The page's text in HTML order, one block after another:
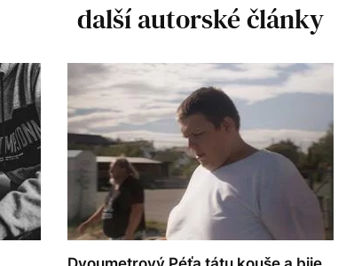
další autorské články